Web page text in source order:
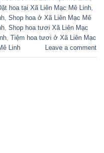
hoa tại Xã Liên Mạc Mê Linh
Shop hoa ở Xã Liên Mạc Mê
Shop hoa tươi Xã Liên Mạc
Tiệm hoa tươi ở Xã Liên Mạc
Linh Leave a comment